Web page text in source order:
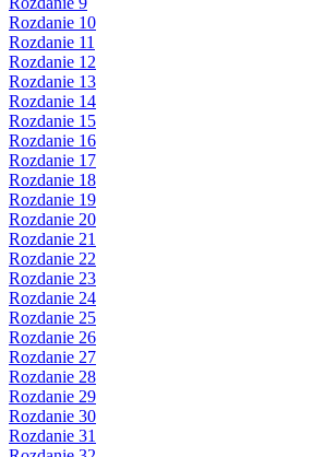
Rozdanie 10
Rozdanie 11
Rozdanie 12
Rozdanie 13
Rozdanie 14
Rozdanie 15
Rozdanie 16
Rozdanie 17
Rozdanie 18
Rozdanie 19
Rozdanie 20
Rozdanie 21
Rozdanie 22
Rozdanie 23
Rozdanie 24
Rozdanie 25
Rozdanie 26
Rozdanie 27
Rozdanie 28
Rozdanie 29
Rozdanie 30
Rozdanie 31